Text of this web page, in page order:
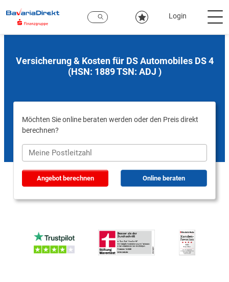
Hauptinhalt
Login
Versicherung & Kosten für DS Automobiles DS 4
(HSN: 1889 TSN: ADJ )
Möchten Sie online beraten werden oder den Preis direkt
berechnen?
Angebot berechnen Online beraten